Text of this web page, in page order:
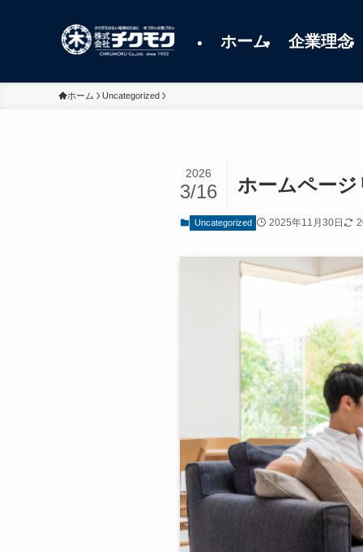
ホーム 企業理念
ホーム Uncategorized
ホームペー
2026
3/16
Uncategorized 2025年11月30日